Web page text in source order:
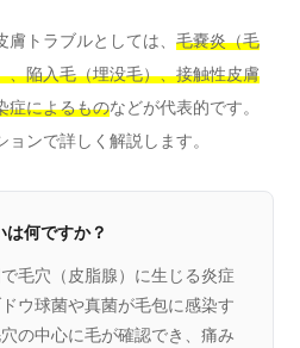
トラブルとしては、 毛嚢炎（毛
、陥入毛（埋没毛）、接触性皮膚
症によるものなどが代表的です。
ンで詳しく解説します。
何ですか？
毛穴（皮脂腺）に生じる炎症
ウ球菌や真菌が毛包に感染す
の中心に毛が確認でき、痛み